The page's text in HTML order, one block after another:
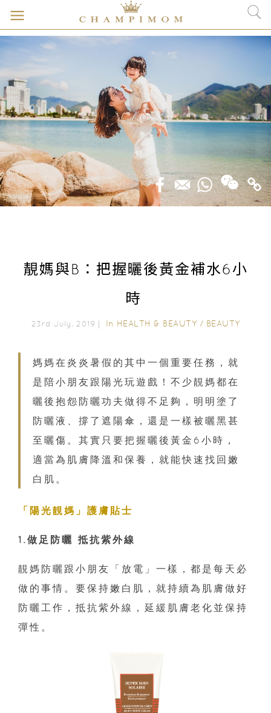
靚媽與B：把握曬後黃金補水6小
時
23rd July, 2019｜ In HEALTH & BEAUTY / BEAUTY
媽媽在炎炎暑假的其中一個重要任務，就
是陪小朋友跟陽光玩遊戲！不少靚媽都在
曬後抱怨防曬功夫做得不足夠，明明塗了
防曬液、撐了遮陽傘，還是一樣被曬黑甚
至曬傷。其實只要把握曬後黃金6小時，
適當為肌膚降溫和保養，就能快速找回嫩
白肌。
「陽光靚媽」護膚貼士
1.做足防曬 抵抗紫外線
靚媽防曬跟小朋友「放電」一樣，都是每天必
做的事情。要保持嫩白肌，就持續為肌膚做好
防曬工作，抵抗紫外線，延緩肌膚老化並保持
彈性。